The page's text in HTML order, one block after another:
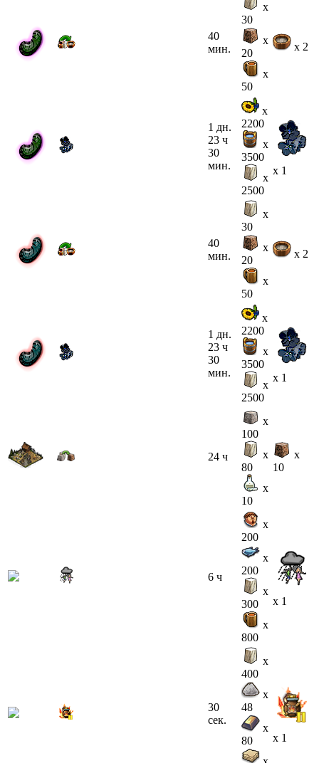
40
мин.
x
30
x
20
x
50
x 2
1 дн.
23 ч
30
мин.
x
2200
x
3500
x
2500
x 1
40
мин.
x
30
x
20
x
50
x 2
1 дн.
23 ч
30
мин.
x
2200
x
3500
x
2500
x 1
24 ч
x
100
x
80
x
10
x
10
6 ч
x
200
x
200
x
300
x
800
x 1
30
сек.
x
400
x
48
x
80
x 1